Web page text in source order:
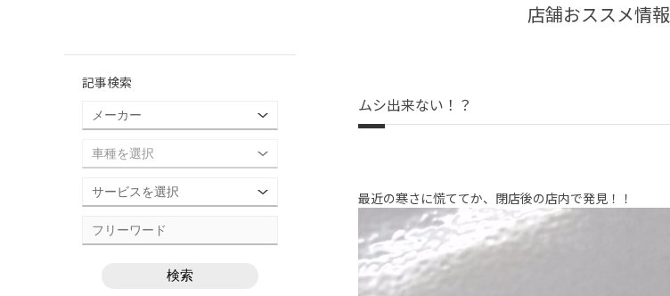
店舗おススメ情報
ムシ出来ない！？
最近の寒さに慌ててか、閉店後の店内で発見！！
記事検索